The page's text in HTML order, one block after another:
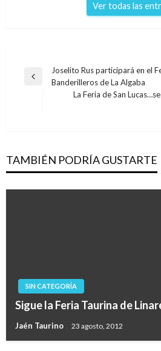
Ver todas las
Navegación
Entrada
Joselito Rus participará en el
Banderilleros de La Algaba
La Feria de San
TAMBIÉN PODRÍA GUSTARTE
SIN CATEGORÍA
Sigue la Feria Taurina de
Jaén Taurino 23 agosto, 2012